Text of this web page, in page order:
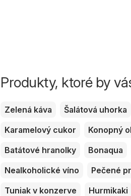
Produkty, ktoré by
Zelená káva Šalátová uhorka
Karamelový cukor
Konopný
Batátové hranolky
Bonaqua
Nealkoholické víno
Pečené
Tuniak v konzerve
Hurmikaki